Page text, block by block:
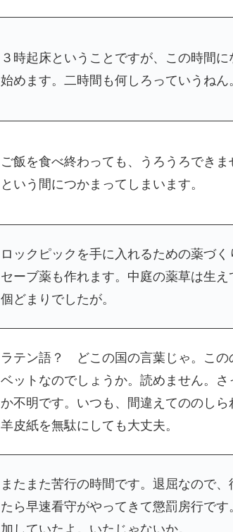
３時起床ということですが、この時間
始めます。二時間も何しろっていうねん
ご飯を食べ終わっても、うろうろでき
という間につかまってしまいます。
ロックピックを手に入れるための薬づ
セーブ薬も作れます。中庭の薬草は生え
個どまりでしたが。
ラテン語？ どこの国の言葉じゃ。この
ベットなのでしょうか。読めません。
か不明です。いつも、間違えてののし
羊皮紙を無駄にしても大丈夫。
またまた苦行の時間です。退屈なので
たら早速看守がやってきて懲罰房行で
加していたよ。いたじゃないか。